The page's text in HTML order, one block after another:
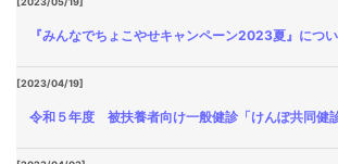
『みんなでちょこやせキャンペーン2023夏』につ
[2023/04/19]
令和５年度 被扶養者向け一般健診「けんぽ共同健